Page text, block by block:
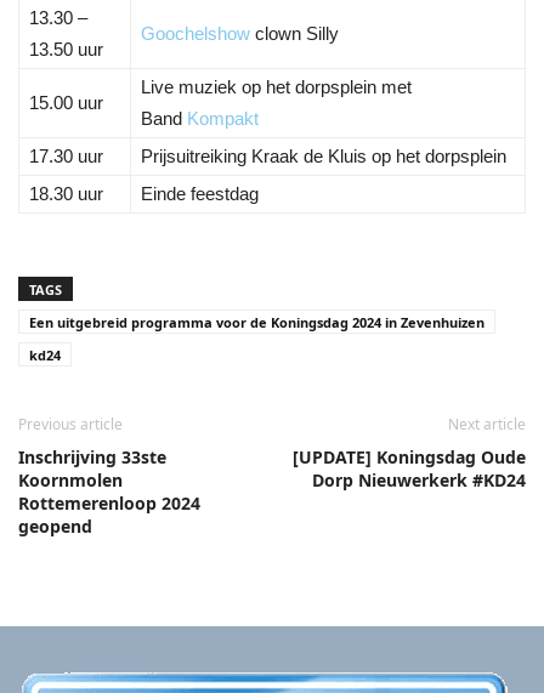
13.30 –
13.50 uur
Goochelshow clown Silly
15.00 uur
Live muziek op het dorpsplein met
Band Kompakt
17.30 uur
Prijsuitreiking Kraak de Kluis op het dorpsplein
18.30 uur
Einde feestdag
TAGS
Een uitgebreid programma voor de Koningsdag 2024 in Zevenhuizen
kd24
Previous article
Inschrijving 33ste
Koornmolen
Rottemerenloop 2024
geopend
Next article
[UPDATE] Koningsdag Oude
Dorp Nieuwerkerk #KD24